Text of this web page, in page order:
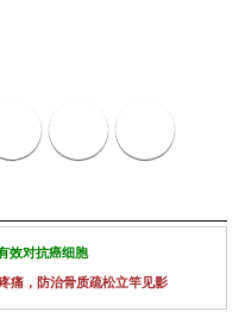
效对抗癌细胞
痛，防治骨质疏松立竿见影